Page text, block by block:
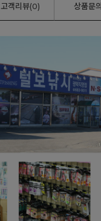
고객리뷰(0) 상품문의